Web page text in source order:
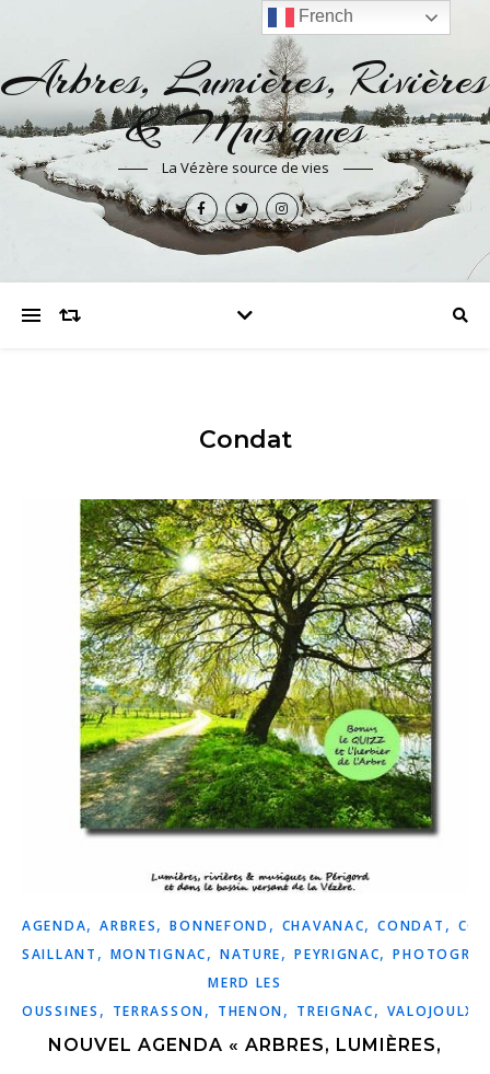
Arbres, Lumières, Rivières
& Musiques
La Vézère source de vies
Condat
AGENDA,ARBRES,BONNEFOND , CHAVANAC,CONDAT ,
SAILLANT , MONTIGNAC, NATURE,PEYRIGNAC,
MERD LES
OUSSINES , TERRASSON, THENON, TREIGNAC, VALOJOULX
NOUVEL AGENDA « ARBRES, LUMIÈRES,
French